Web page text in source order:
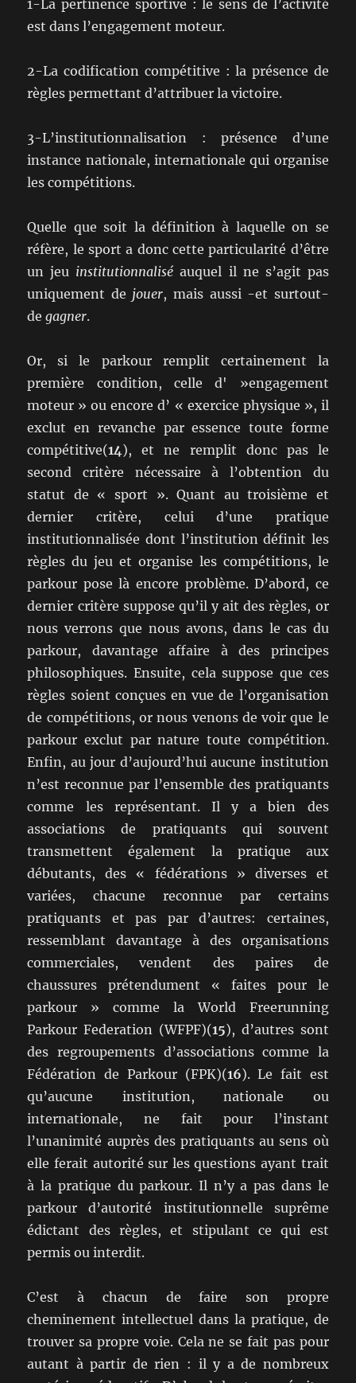
1-La pertinence sportive : le sens de l’activité
est dans l’engagement moteur.
2-La codification compétitive : la présence de
règles permettant d’attribuer la victoire.
3-L’institutionnalisation : présence d’une
instance nationale, internationale qui organise
les compétitions.
Quelle que soit la définition à laquelle on se
réfère, le sport a donc cette particularité d’être
un jeu institutionnalisé auquel il ne s’agit pas
uniquement de jouer, mais aussi -et surtout-
degagner.
Or, si le parkour remplit certainement la
première condition, celle d' »engagement
moteur » ou encore d’ « exercice physique », il
exclut en revanche par essence toute forme
compétitive(14), et ne remplit donc pas le
second critère nécessaire à l’obtention du
statut de « sport ». Quant au troisième et
dernier critère, celui d’une pratique
institutionnalisée dont l’institution définit les
règles du jeu et organise les compétitions, le
parkour pose là encore problème. D’abord, ce
dernier critère suppose qu’il y ait des règles, or
nous verrons que nous avons, dans le cas du
parkour, davantage affaire à des principes
philosophiques. Ensuite, cela suppose que ces
règles soient conçues en vue de l’organisation
de compétitions, or nous venons de voir que le
parkour exclut par nature toute compétition.
Enfin, au jour d’aujourd’hui aucune institution
n’est reconnue par l’ensemble des pratiquants
comme les représentant. Il y a bien des
associations de pratiquants qui souvent
transmettent également la pratique aux
débutants, des « fédérations » diverses et
variées, chacune reconnue par certains
pratiquants et pas par d’autres: certaines,
ressemblant davantage à des organisations
commerciales, vendent des paires de
chaussures prétendument « faites pour le
parkour » comme la World Freerunning
Parkour Federation (WFPF)(15), d’autres sont
des regroupements d’associations comme la
Fédération de Parkour (FPK)(16). Le fait est
qu’aucune institution, nationale ou
internationale, ne fait pour l’instant
l’unanimité auprès des pratiquants au sens où
elle ferait autorité sur les questions ayant trait
à la pratique du parkour. Il n’y a pas dans le
parkour d’autorité institutionnelle suprême
édictant des règles, et stipulant ce qui est
permis ou interdit.
C’est à chacun de faire son propre
cheminement intellectuel dans la pratique, de
trouver sa propre voie. Cela ne se fait pas pour
autant à partir de rien : il y a de nombreux